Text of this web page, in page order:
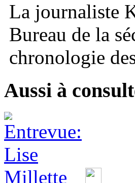
La journaliste
Bureau de la
chronologie
Aussi à